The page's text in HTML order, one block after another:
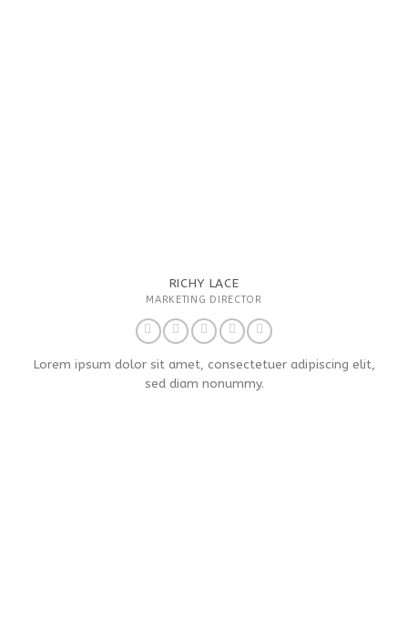
RICHY LACE
MARKETING DIRECTOR
Lorem ipsum dolor sit amet, consectetuer adipiscing elit,
sed diam nonummy.